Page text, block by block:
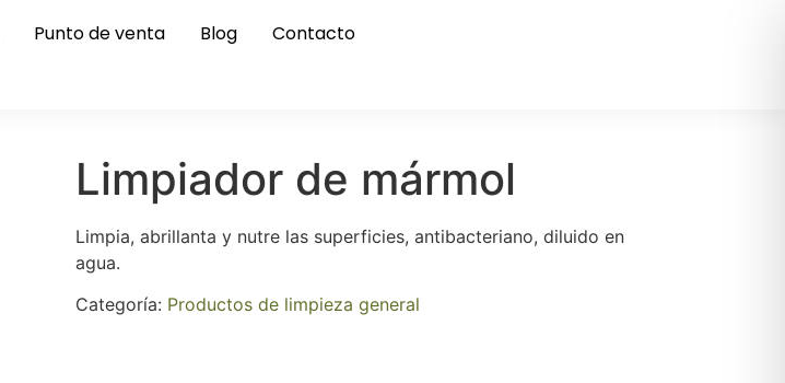
Punto de venta Blog Contacto
Limpiador de mármol
Limpia, abrillanta y nutre las superficies, antibacteriano, diluido en
agua.
Categoría: Productos de limpieza general